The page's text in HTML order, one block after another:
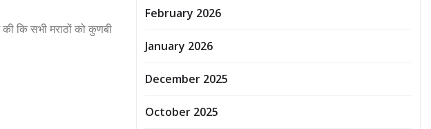
कि सभी मराठों को कुणबी
February 2026
January 2026
December 2025
October 2025